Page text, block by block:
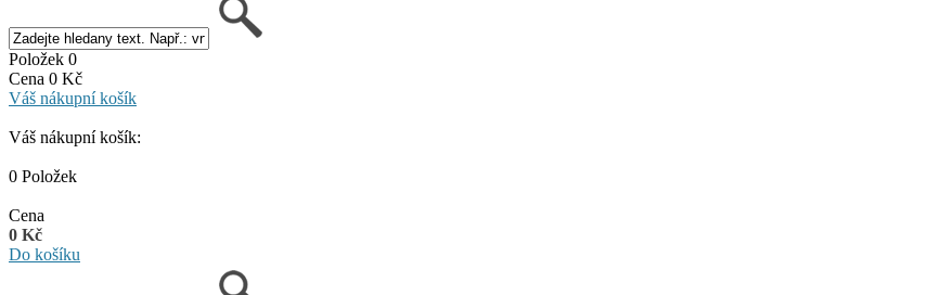
Položek 0
Cena 0 Kč
Váš nákupní košík
Váš nákupní košík:
0 Položek
Cena
0 Kč
Do košíku